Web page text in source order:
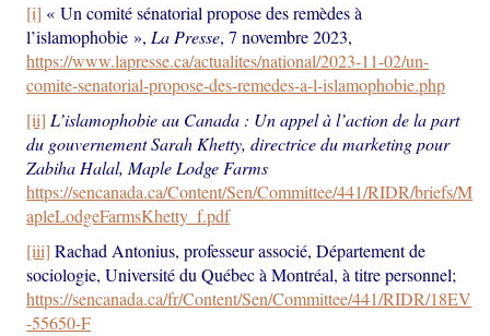
[i] « Un comité sénatorial propose des remèdes à
l’islamophobie », La Presse, 7 novembre 2023,
https://www.lapresse.ca/actualites/national/2023-11-02/un-
comite-senatorial-propose-des-remedes-a-l-islamophobie.php
[ii] L’islamophobie au Canada : Un appel à l’action de la part
du gouvernement Sarah Khetty, directrice du marketing pour
Zabiha Halal, Maple Lodge Farms
https://sencanada.ca/Content/Sen/Committee/441/RIDR/briefs/M
apleLodgeFarmsKhetty_f.pdf
[iii] Rachad Antonius, professeur associé, Département de
sociologie, Université du Québec à Montréal, à titre personnel;
https://sencanada.ca/fr/Content/Sen/Committee/441/RIDR/18EV
-55650-F